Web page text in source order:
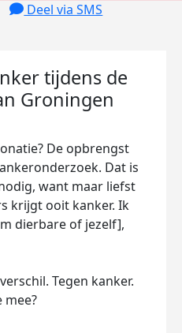
Deel via SMS
tijdens de
Groningen
De opbrengst
Dat is
want maar liefst
krijgt ooit kanker. Ik
dierbare of jezelf],
Tegen kanker.
mee?